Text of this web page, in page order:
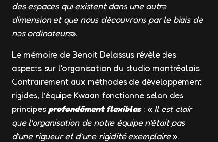
des espaces qui existent dans une autre
dimension et que nous découvrons par le biais de
nos ordinateurs».
Le mémoire de Benoit Delassus révèle des
aspects sur l’organisation du studio montréalais.
Contrairement aux méthodes de développement
rigides, l’équipe Kwaan fonctionne selon des
principesprofondément flexibles: « Il est clair
que l’organisation de notre équipe n’était pas
d’une rigueur et d’une rigidité exemplaire».